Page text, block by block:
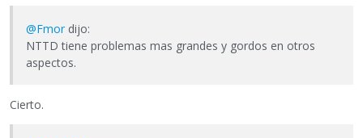
@Fmor dijo:
NTTD tiene problemas mas grandes y gordos en otros
aspectos.
Cierto.